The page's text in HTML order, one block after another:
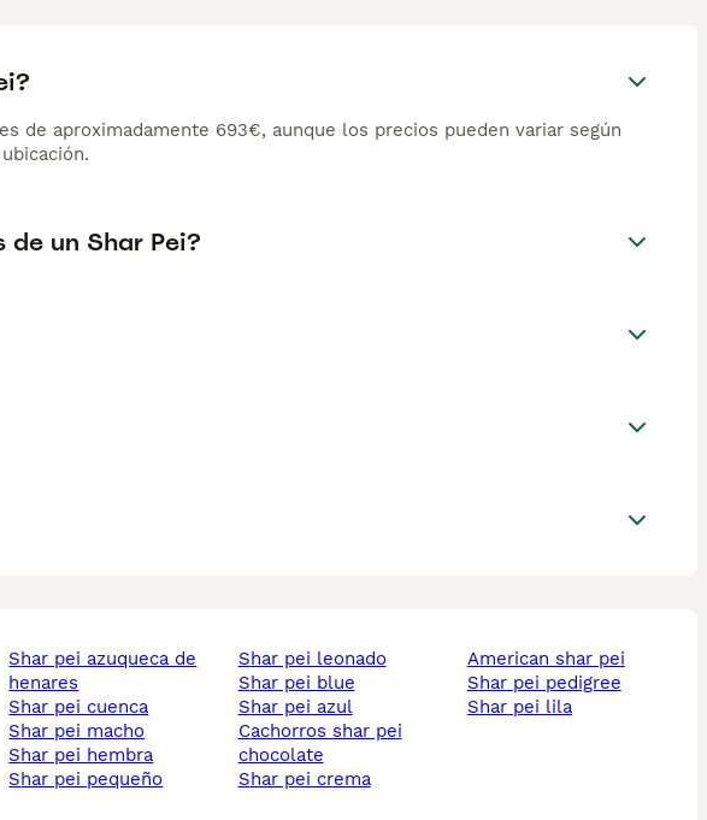
de aproximadamente 693€, aunque los precios pueden variar según
un Shar Pei?
shar pei azuqueca de
henares
shar pei cuenca
shar pei macho
shar pei hembra
shar pei pequeño
shar pei leonado
shar pei blue
shar pei azul
cachorros shar pei
chocolate
shar pei crema
american shar pei
shar pei pedigree
shar pei lila